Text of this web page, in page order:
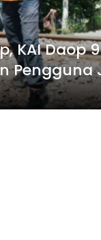
KAI Daop
Pengguna